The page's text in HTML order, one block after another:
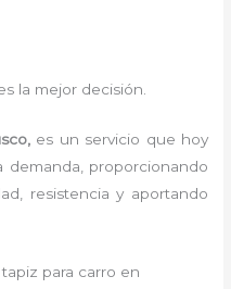
la mejor decisión.
es un servicio que hoy
proporcionando
resistencia y aportando
para carro en